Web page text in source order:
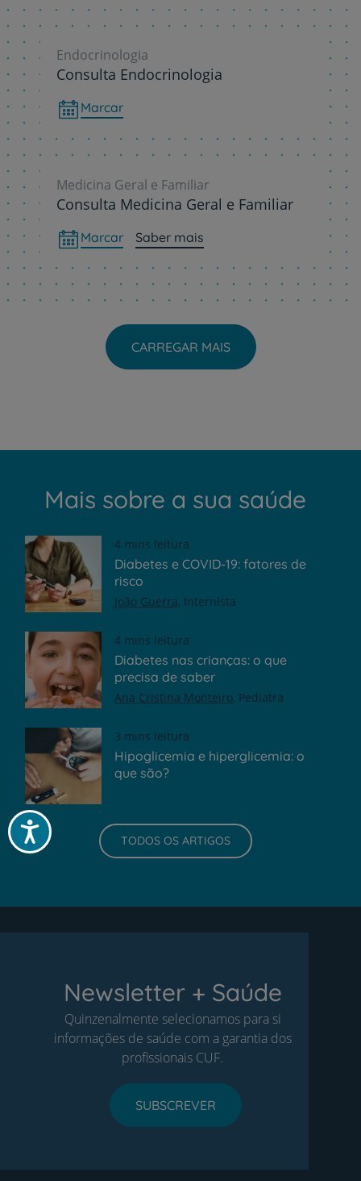
Acessibilidade
Endocrinologia
Consulta Endocrinologia
Marcar
Medicina Geral e Familiar
Consulta Medicina Geral e Familiar
Marcar Saber mais
CARREGAR MAIS
Mais sobre a sua saúde
4 mins leitura
Diabetes e COVID-19: fatores de
risco
João Guerra Internista
4 mins leitura
Diabetes nas crianças: o que
precisa de saber
Ana Cristina Monteiro Pediatra
3 mins leitura
Hipoglicemia e hiperglicemia: o
que são?
TODOS OS ARTIGOS
Newsletter + Saúde
Quinzenalmente selecionamos para si
informações de saúde com a garantia dos
profissionais CUF.
SUBSCREVER